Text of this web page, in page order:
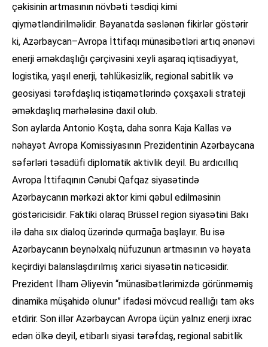
çəkisinin artmasının növbəti təsdiqi kimi
qiymətləndirilməlidir. Bəyanatda səslənən fikirlər göstərir
ki, Azərbaycan–Avropa İttifaqı münasibətləri artıq ənənəvi
enerji əməkdaşlığı çərçivəsini xeyli aşaraq iqtisadiyyat,
logistika, yaşıl enerji, təhlükəsizlik, regional sabitlik və
geosiyasi tərəfdaşlıq istiqamətlərində çoxşaxəli strateji
əməkdaşlıq mərhələsinə daxil olub.
Son aylarda Antonio Koşta, daha sonra Kaja Kallas və
nəhayət Avropa Komissiyasının Prezidentinin Azərbaycana
səfərləri təsadüfi diplomatik aktivlik deyil. Bu ardıcıllıq
Avropa İttifaqının Cənubi Qafqaz siyasətində
Azərbaycanın mərkəzi aktor kimi qəbul edilməsinin
göstəricisidir. Faktiki olaraq Brüssel region siyasətini Bakı
ilə daha sıx dialoq üzərində qurmağa başlayır. Bu isə
Azərbaycanın beynəlxalq nüfuzunun artmasının və həyata
keçirdiyi balanslaşdırılmış xarici siyasətin nəticəsidir.
Prezident İlham Əliyevin “münasibətlərimizdə görünməmiş
dinamika müşahidə olunur” ifadəsi mövcud reallığı tam əks
etdirir. Son illər Azərbaycan Avropa üçün yalnız enerji ixrac
edən ölkə deyil, etibarlı siyasi tərəfdaş, regional sabitlik